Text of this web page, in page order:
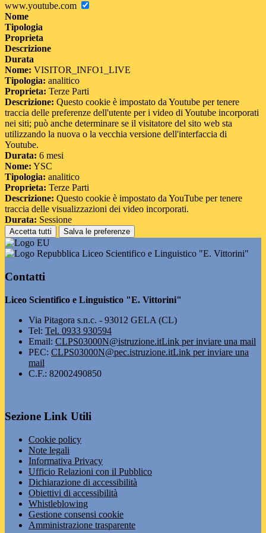
www.youtube.com
Nome
Tipologia
Proprieta
Descrizione
Durata
Nome: VISITOR_INFO1_LIVE
Tipologia: analitico
Proprieta: Terze Parti
Descrizione: Questo cookie è impostato da Youtube per tenere
traccia delle preferenze dell'utente per i video di Youtube incorporati
nei siti; può anche determinare se il visitatore del sito web sta
utilizzando la nuova o la vecchia versione dell'interfaccia di
Youtube.
Durata: 6 mesi
Nome: YSC
Tipologia: analitico
Proprieta: Terze Parti
Descrizione: Questo cookie è impostato da YouTube per tenere
traccia delle visualizzazioni dei video incorporati.
Durata: Sessione
Accetta tutti Salva le preferenze
Liceo Scientifico e Linguistico "E. Vittorini"
Contatti
Liceo Scientifico e Linguistico "E. Vittorini"
Via Pitagora s.n.c. - 93012 GELA (CL)
Tel: Tel. 0933 930594
Email: CLPS03000N@istruzione.itLink per inviare una mail
PEC: CLPS03000N@pec.istruzione.itLink per inviare una
mail
C.F.: 82002490850
Sezione Link Utili
Cookie policy
Note legali
Informativa Privacy
Ufficio Relazioni con il Pubblico
Dichiarazione di accessibilità
Obiettivi di accessibilità
Whistleblowing
Gestione consensi cookie
Amministrazione trasparente